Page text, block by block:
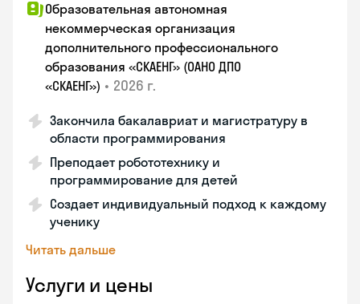
Образовательная автономная
некоммерческая организация
дополнительного профессионального
образования «СКАЕНГ» (ОАНО ДПО
«СКАЕНГ») • 2026 г.
Закончила бакалавриат и магистратуру в
области программирования
Преподает робототехнику и
программирование для детей
Создает индивидуальный подход к каждому
ученику
Читать дальше
Услуги и цены